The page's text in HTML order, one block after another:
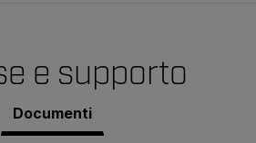
e supporto
Documenti